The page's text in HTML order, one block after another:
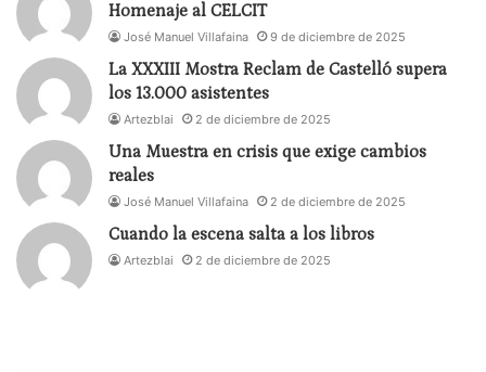
Homenaje al CELCIT
José Manuel Villafaina 9 de diciembre de 2025
La XXXIII Mostra Reclam de Castelló supera
los 13.000 asistentes
Artezblai 2 de diciembre de 2025
Una Muestra en crisis que exige cambios
reales
José Manuel Villafaina 2 de diciembre de 2025
Cuando la escena salta a los libros
Artezblai 2 de diciembre de 2025